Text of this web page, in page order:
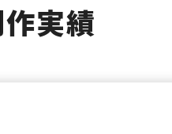
実績